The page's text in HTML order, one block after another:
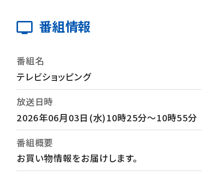
番組情報
番組名
テレビショッピング
放送日時
2026年06月03日(水)10時25分～10時55分
番組概要
お買い物情報をお届けします。